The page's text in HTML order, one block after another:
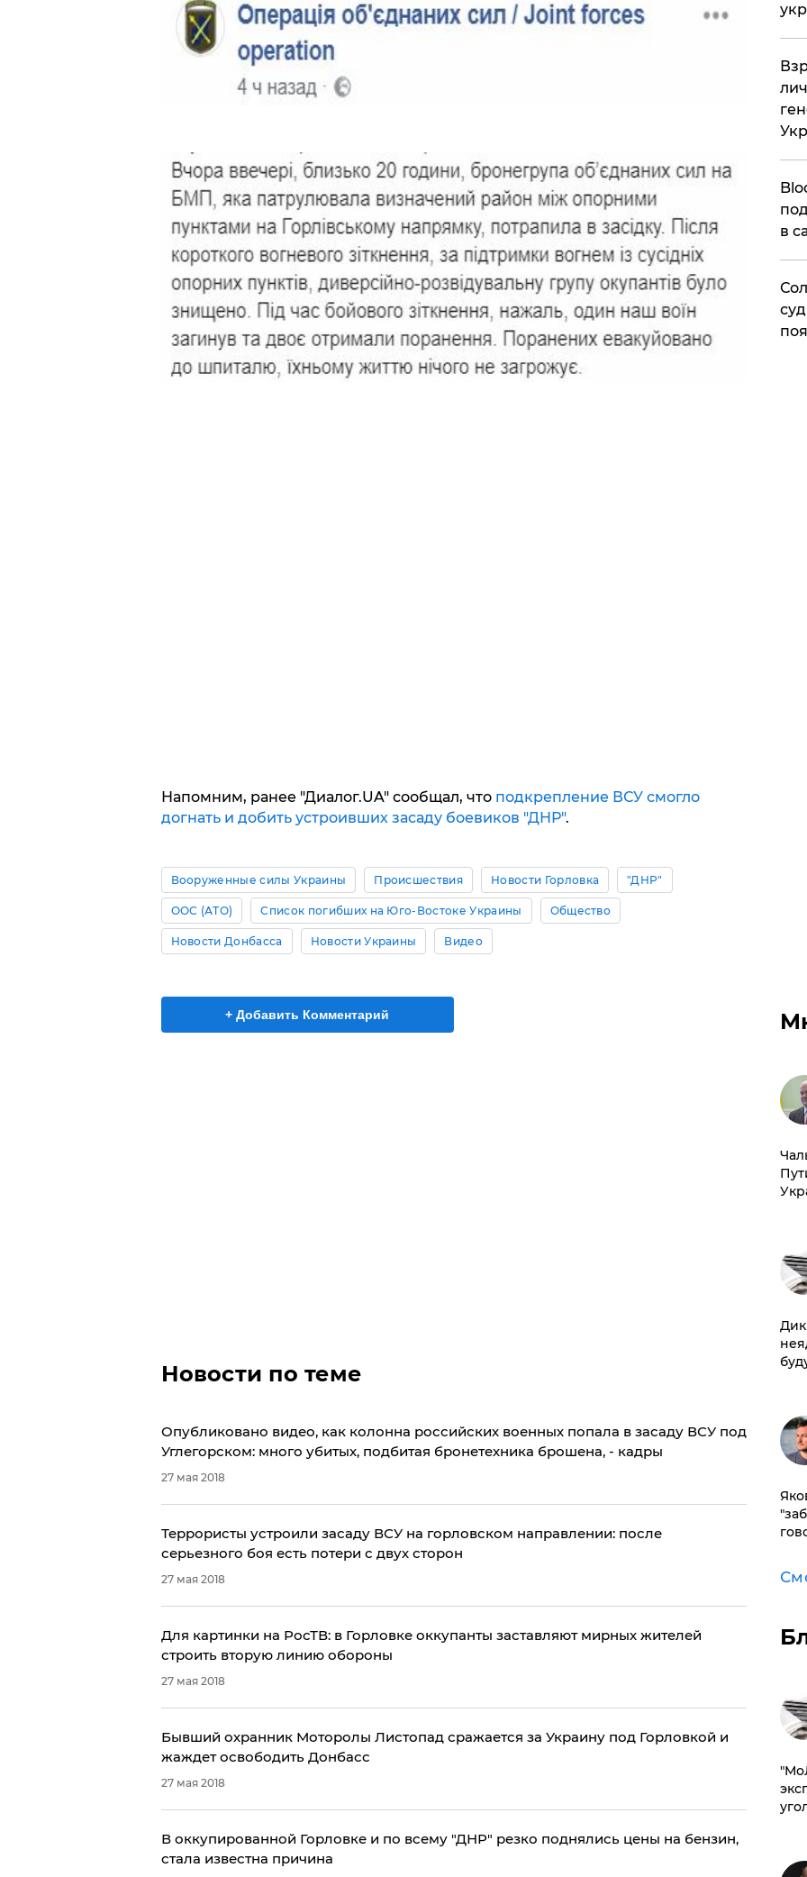
Напомним, ранее "Диалог.UA" сообщал, что подкрепление ВСУ смогло
догнать и добить устроивших засаду боевиков "ДНР".
Вооруженные силы Украины Происшествия Новости Горловка "ДНР"
ООС (АТО) Список погибших на Юго-Востоке Украины Общество
Новости Донбасса Новости Украины Видео
+ Добавить Комментарий
Новости по теме
Опубликовано видео, как колонна российских военных попала в засаду ВСУ под
Углегорском: много убитых, подбитая бронетехника брошена, - кадры
27 мая 2018
Террористы устроили засаду ВСУ на горловском направлении: после
серьезного боя есть потери с двух сторон
27 мая 2018
​Для картинки на РосТВ: в Горловке оккупанты заставляют мирных жителей
строить вторую линию обороны
27 мая 2018
Бывший охранник Моторолы Листопад сражается за Украину под Горловкой и
жаждет освободить Донбасс
27 мая 2018
В оккупированной Горловке и по всему "ДНР" резко поднялись цены на бензин,
стала известна причина
в